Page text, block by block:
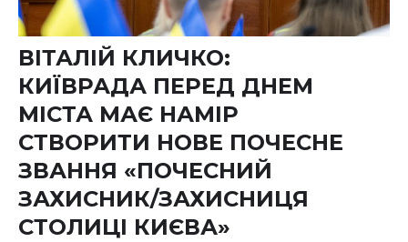
ВІТАЛІЙ КЛИЧКО:
КИЇВРАДА ПЕРЕД ДНЕМ
МІСТА МАЄ НАМІР
СТВОРИТИ НОВЕ ПОЧЕСНЕ
ЗВАННЯ «ПОЧЕСНИЙ
ЗАХИСНИК/ЗАХИСНИЦЯ
СТОЛИЦІ КИЄВА»